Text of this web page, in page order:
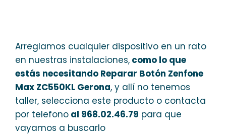
Arreglamos cualquier dispositivo en un rato
en nuestras instalaciones, como lo que
estás necesitando Reparar Botón Zenfone
Max ZC550KL Gerona, y allí no tenemos
taller, selecciona este producto o contacta
por telefono al 968.02.46.79 para que
vayamos a buscarlo